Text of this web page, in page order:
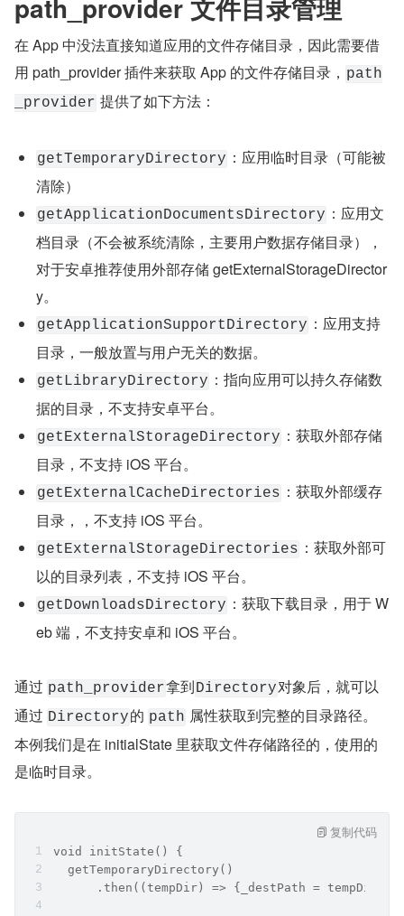
path_provider 文件目录管理
在 App 中没法直接知道应用的文件存储目录，因此需要借
用 path_provider 插件来获取 App 的文件存储目录， path
_provider 提供了如下方法：
getTemporaryDirectory ：应用临时目录（可能被
清除）
getApplicationDocumentsDirectory ：应用文
档目录（不会被系统清除，主要用户数据存储目录），
对于安卓推荐使用外部存储 getExternalStorageDirector
y。
getApplicationSupportDirectory ：应用支持
目录，一般放置与用户无关的数据。
getLibraryDirectory ：指向应用可以持久存储数
据的目录，不支持安卓平台。
getExternalStorageDirectory ：获取外部存储
目录，不支持 iOS 平台。
getExternalCacheDirectories ：获取外部缓存
目录，，不支持 iOS 平台。
getExternalStorageDirectories ：获取外部可
以的目录列表，不支持 iOS 平台。
getDownloadsDirectory ：获取下载目录，用于 W
eb 端，不支持安卓和 iOS 平台。
通过 path_provider拿到Directory对象后，就可以
通过 Directory的 path 属性获取到完整的目录路径。
本例我们是在 initialState 里获取文件存储路径的，使用的
是临时目录。
void initState() {
  getTemporaryDirectory()
.then((tempDir) => {_destPath =
复制代码